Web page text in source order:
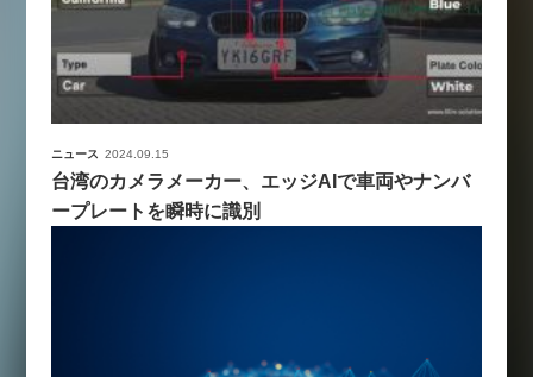
ニュース 2024.09.15
台湾のカメラメーカー、エッジAIで車両やナンバ
ープレートを瞬時に識別